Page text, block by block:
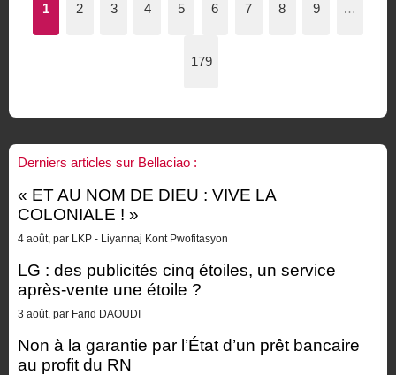
1 2 3 4 5 6 7 8 9 …
179
Derniers articles sur Bellaciao :
« ET AU NOM DE DIEU : VIVE LA
COLONIALE ! »
4 août, par LKP - Liyannaj Kont Pwofitasyon
LG : des publicités cinq étoiles, un service
après-vente une étoile ?
3 août, par Farid DAOUDI
Non à la garantie par l’État d’un prêt bancaire
au profit du RN